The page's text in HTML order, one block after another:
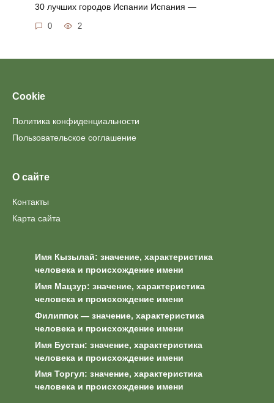
30 лучших городов Испании Испания —
0 2
Cookie
Политика конфиденциальности
Пользовательское соглашение
О сайте
Контакты
Карта сайта
Имя Кызылай: значение, характеристика
человека и происхождение имени
Имя Мацзур: значение, характеристика
человека и происхождение имени
Филиппок — значение, характеристика
человека и происхождение имени
Имя Бустан: значение, характеристика
человека и происхождение имени
Имя Торгул: значение, характеристика
человека и происхождение имени